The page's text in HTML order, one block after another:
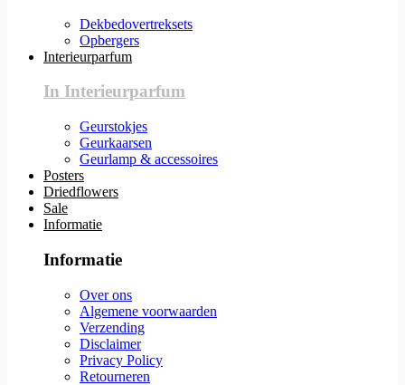
Dekbedovertreksets
Opbergers
Interieurparfum
In Interieurparfum
Geurstokjes
Geurkaarsen
Geurlamp & accessoires
Posters
Driedflowers
Sale
Informatie
Informatie
Over ons
Algemene voorwaarden
Verzending
Disclaimer
Privacy Policy
Retourneren